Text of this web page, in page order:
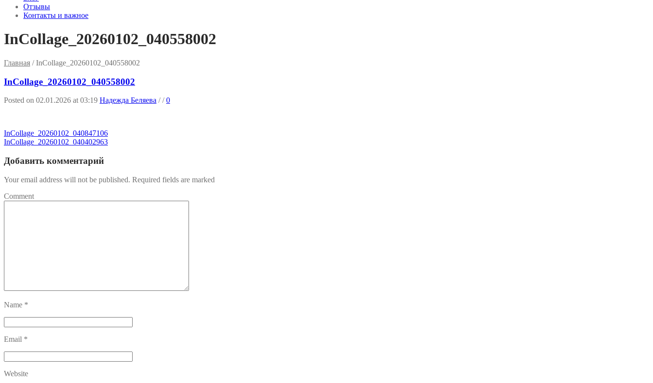
Отзывы
Контакты и важное
InCollage_20260102_040558002
Главная / InCollage_20260102_040558002
InCollage_20260102_040558002
Posted on 02.01.2026 at 03:19 Надежда Беляева //0
InCollage_20260102_040847106
InCollage_20260102_040402963
Добавить комментарий
Your email address will not be published. Required fields are marked
Comment
Name *
Email *
Website